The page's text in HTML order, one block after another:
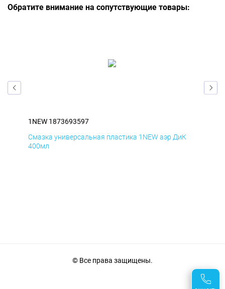
Обратите внимание на сопутствующие товары:
1NEW 1873693597
Смазка универсальная пластика 1NEW аэр ДиК
400мл
© Все права защищены.